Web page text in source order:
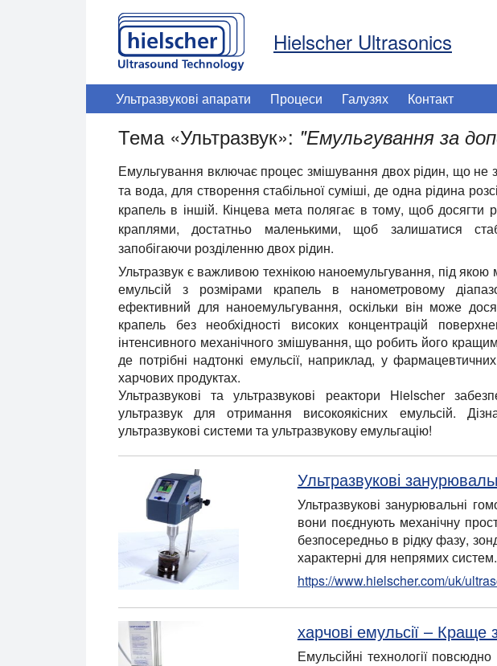
Hielscher Ultrasonics
Ультразвукові апарати Процеси Галузях Контакт
Тема «Ультразвук»: "Емульгування за
Емульгування включає процес змішування двох рідин, що не
та вода, для створення стабільної суміші, де одна рідина
крапель в іншій. Кінцева мета полягає в тому, щоб досягти
краплями, достатньо маленькими, щоб залишатися
запобігаючи розділенню двох рідин.
Ультразвук є важливою технікою наноемульгування, під якою
емульсій з розмірами крапель в нанометровому
ефективний для наноемульгування, оскільки він може
крапель без необхідності високих концентрацій
інтенсивного механічного змішування, що робить його
де потрібні надтонкі емульсії, наприклад, у
харчових продуктах.
Ультразвукові та ультразвукові реактори Hielscher
ультразвук для отримання високоякісних емульсій.
ультразвукові системи та ультразвукову емульгацію!
Ультразвукові
Ультразвукові занурювальні
вони поєднують механічну
безпосередньо в рідку фазу,
характерні для непрямих
https://www.hielscher.com/uk/
харчові емульсії – Краще
Емульсійні технології